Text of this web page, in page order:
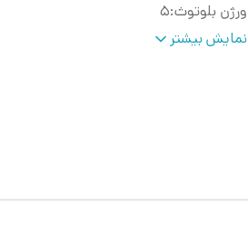
ورژن بلوتوث:۵
ساپورت مموری کارت و فلش مموری
نمایش بیشتر